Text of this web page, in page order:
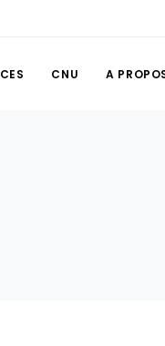
CNU A